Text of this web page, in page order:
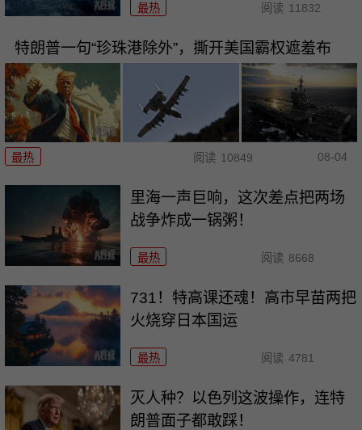
最热 阅读 11832
特朗普一句“珍珠港除外”，撕开美国霸权遮羞布
最热 阅读 10849 08-04
里海一声巨响，这次差点把两场
战争炸成一锅粥！
最热 阅读 8668
731！特高课还魂！高市早苗两把
火烧穿日本国运
最热 阅读 4781
灭人种？以色列这波操作，连特
朗普面子都敢踩！